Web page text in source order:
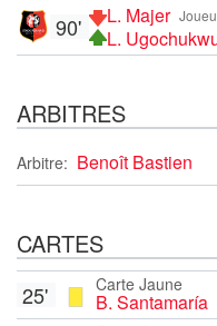
L. Majer
L.
90'
ARBITRES
Arbitre: Benoît Bastien
CARTES
Carte Jaune
B. Santamaría
25'